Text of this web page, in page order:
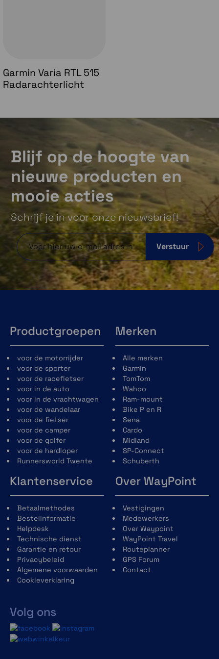
Garmin Varia RTL 515
Radarachterlicht
Blijf op de hoogte van
nieuwe producten en
mooie acties
Schrijf je in voor onze nieuwsbrief!
Verstuur
Productgroepen
voor de motorrijder
voor de sporter
voor de racefietser
voor in de auto
voor in de vrachtwagen
voor de wandelaar
voor de fietser
voor de camper
voor de golfer
voor de hardloper
Runnersworld Twente
Merken
Alle merken
Garmin
TomTom
Wahoo
Ram-mount
Bike P en R
Sena
Cardo
Midland
SP-Connect
Schuberth
Klantenservice
Betaalmethodes
Bestelinformatie
Helpdesk
Technische dienst
Garantie en retour
Privacybeleid
Algemene voorwaarden
Cookieverklaring
Volg ons
Over WayPoint
Vestigingen
Medewerkers
Over Waypoint
WayPoint Travel
Routeplanner
GPS Forum
Contact